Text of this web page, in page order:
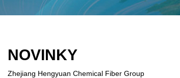
NOVINKY
Zhejiang Hengyuan Chemical Fiber Group